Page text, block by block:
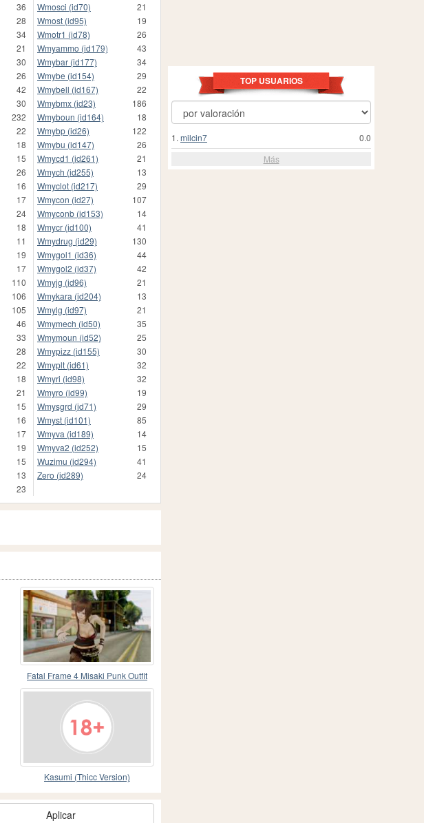
36
28
34
21
30
26
42
30
232
22
18
15
26
16
17
24
18
11
19
17
110
106
105
46
33
28
22
18
21
15
16
17
19
15
13
23
Wmosci (id70)
21
Wmost (id95)
19
Wmotr1 (id78)
26
Wmyammo (id179)
43
Wmybar (id177)
34
Wmybe (id154)
29
Wmybell (id167)
22
Wmybmx (id23)
186
Wmyboun (id164)
18
Wmybp (id26)
122
Wmybu (id147)
26
Wmycd1 (id261)
21
Wmych (id255)
13
Wmyclot (id217)
29
Wmycon (id27)
107
Wmyconb (id153)
14
Wmycr (id100)
41
Wmydrug (id29)
130
Wmygol1 (id36)
44
Wmygol2 (id37)
42
Wmyjg (id96)
21
Wmykara (id204)
13
Wmylg (id97)
21
Wmymech (id50)
35
Wmymoun (id52)
25
Wmypizz (id155)
30
Wmyplt (id61)
32
Wmyri (id98)
32
Wmyro (id99)
19
Wmysgrd (id71)
29
Wmyst (id101)
85
Wmyva (id189)
14
Wmyva2 (id252)
15
Wuzimu (id294)
41
Zero (id289)
24
Fatal Frame 4 Misaki Punk Outfit
Kasumi (Thicc Version)
Aplicar
TOP USUARIOS
0.0
1. milcin7
Más